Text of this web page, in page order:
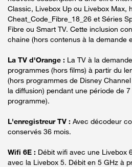
Classic, Livebox Up ou Livebox Max,
Cheat_Code_Fibre_18_26 et Séries
Fibre ou Smart TV. Cette inclusion
chaine (hors contenus à la demande
La TV d'Orange : La TV à la
programmes (hors films) à partir du
(hors programmes de Disney
la diffusion) pendant une période de
programme).
L'enregistreur TV : Avec décodeur
conservés 36 mois.
Wifi 6E : Débit wifi avec une Livebox
avec la Livebox 5. Débit en 5 GHz à